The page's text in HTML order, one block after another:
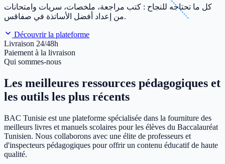
كل ما تحتاجه للنجاح : كتب مراجعة، ملخصات، سريات وامتحانات
من إعداد أفضل الأساتذة في صفاقس.
Découvrir la plateforme
Livraison 24/48h
Paiement à la livraison
Qui sommes-nous
Les meilleures ressources pédagogiques et
les outils les plus récents
BAC Tunisie est une plateforme spécialisée dans la fourniture des
meilleurs livres et manuels scolaires pour les élèves du Baccalauréat
Tunisien. Nous collaborons avec une élite de professeurs et
d'inspecteurs pédagogiques pour offrir un contenu éducatif de haute
qualité.